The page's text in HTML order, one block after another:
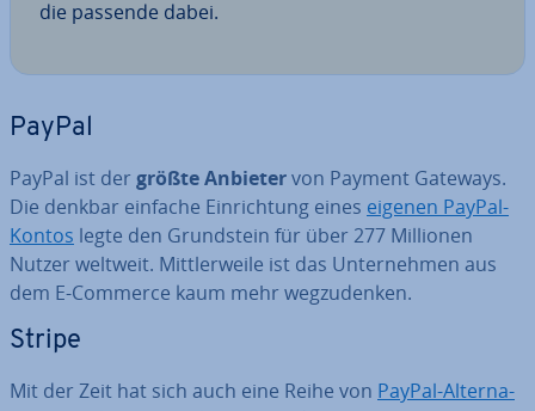
die passende dabei.
PayPal
PayPal ist der größte Anbietervon Payment Gateways.
Die denkbar einfache Ein­rich­tung eines eigenen PayPal-
Kontos legte den Grund­stein für über 277 Millionen
Nutzer weltweit. Mitt­ler­wei­le ist das Un­ter­neh­men aus
dem E-Commerce kaum mehr weg­zu­den­ken.
Stripe
Mit der Zeit hat sich auch eine Reihe von PayPal-Al­ter­na­